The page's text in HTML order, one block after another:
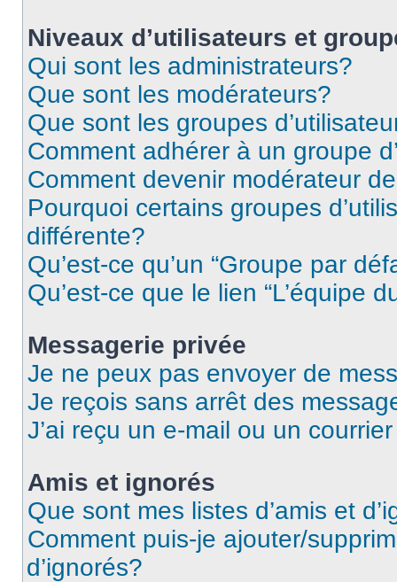
Niveaux d’utilisateurs et
Qui sont les administrateurs?
Que sont les modérateurs?
Que sont les groupes
Comment adhérer à un groupe
Comment devenir modérateur
Pourquoi certains groupes
différente?
Qu’est-ce qu’un “Groupe par
Qu’est-ce que le lien “L’équipe
Messagerie privée
Je ne peux pas envoyer de
Je reçois sans arrêt des
J’ai reçu un e-mail ou un
Amis et ignorés
Que sont mes listes d’amis et
Comment puis-je ajouter/
d’ignorés?